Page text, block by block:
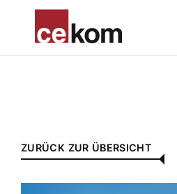
ZURÜCK ZUR ÜBERSICHT